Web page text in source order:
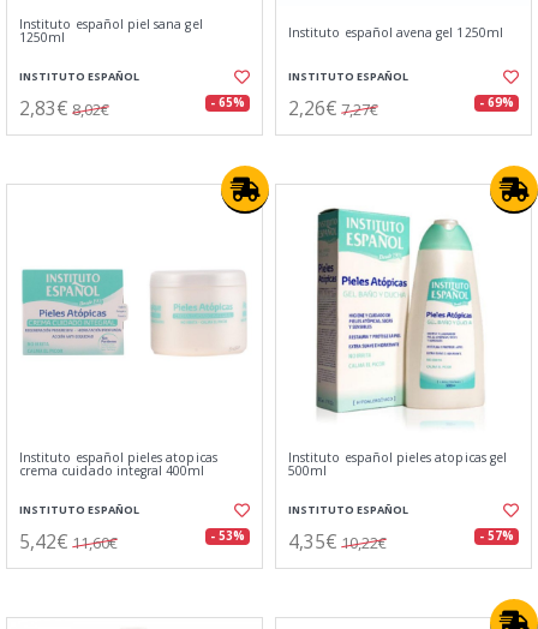
Instituto español piel sana gel
1250ml
INSTITUTO ESPAÑOL
2,83€ 8,02€ - 65%
Instituto español avena gel 1250ml
INSTITUTO ESPAÑOL
2,26€ 7,27€ - 69%
Instituto español pieles atopicas
crema cuidado integral 400ml
INSTITUTO ESPAÑOL
5,42€ 11,60€ - 53%
Instituto español pieles atopicas gel
500ml
INSTITUTO ESPAÑOL
4,35€ 10,22€ - 57%